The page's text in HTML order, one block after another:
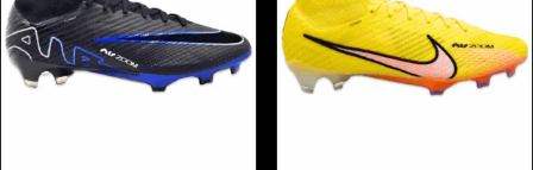
€289,00.
€165,00.
€279,00.
€145,00.